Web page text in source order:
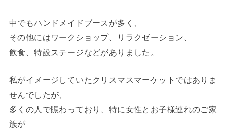
中でもハンドメイドブースが多く、
その他にはワークショップ、リラクゼーション、
飲食、特設ステージなどがありました。
私がイメージしていたクリスマスマーケットではありま
せんでしたが、
多くの人で賑わっており、特に女性とお子様連れのご家
族が